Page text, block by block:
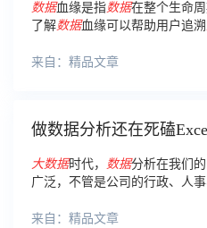
数据血缘是指数据在整个生命
了解数据血缘可以帮助用户追溯
来自：精品文章
做数据分析还在死磕
大数据时代， 数据分析在我们
广泛，不管是公司的行政、人
正逐渐成为职场通用能力。
来自：精品文章